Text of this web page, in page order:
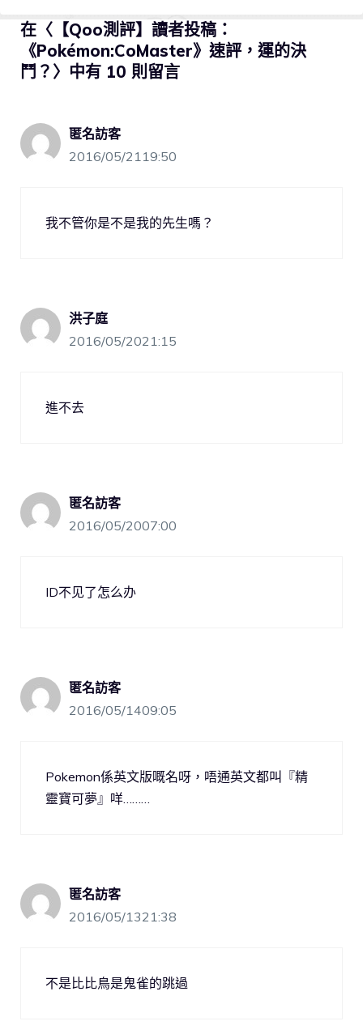
在〈【Qoo測評】讀者投稿：
《Pokémon:CoMaster》速評，運的決
鬥？〉中有 10 則留言
匿名訪客
2016/05/2119:50
我不管你是不是我的先生嗎？
洪子庭
2016/05/2021:15
進不去
匿名訪客
2016/05/2007:00
ID不见了怎么办
匿名訪客
2016/05/1409:05
Pokemon係英文版嘅名呀，唔通英文都叫『精
靈寶可夢』咩………
匿名訪客
2016/05/1321:38
不是比比鳥是鬼雀的跳過